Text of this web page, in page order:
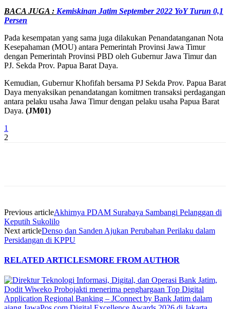
BACA JUGA : Kemiskinan Jatim September 2022 YoY Turun 0,1
Persen
Pada kesempatan yang sama juga dilakukan Penandatanganan Nota
Kesepahaman (MOU) antara Pemerintah Provinsi Jawa Timur
dengan Pemerintah Provinsi PBD oleh Gubernur Jawa Timur dan
PJ. Sekda Prov. Papua Barat Daya.
Kemudian, Gubernur Khofifah bersama PJ Sekda Prov. Papua Barat
Daya menyaksikan penandatangan komitmen transaksi perdagangan
antara pelaku usaha Jawa Timur dengan pelaku usaha Papua Barat
Daya. (JM01)
1
2
Previous articleAkhirnya PDAM Surabaya Sambangi Pelanggan di
Keputih Sukolilo
Next articleDenso dan Sanden Ajukan Perubahan Perilaku dalam
Persidangan di KPPU
RELATED ARTICLESMORE FROM AUTHOR